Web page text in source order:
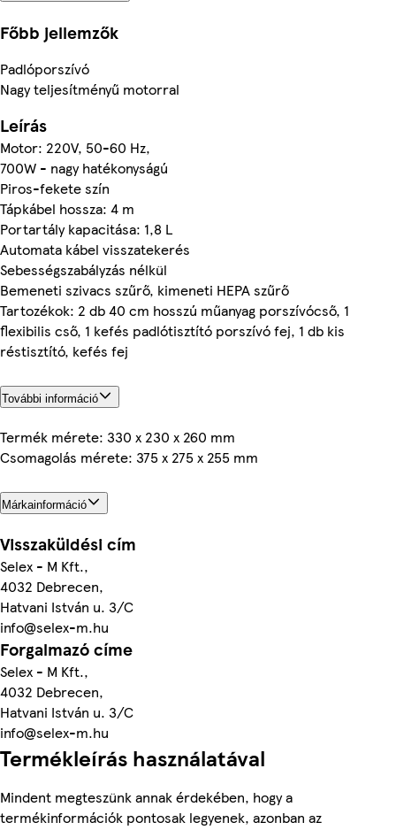
Főbb jellemzők
Padlóporszívó
Nagy teljesítményű motorral
Leírás
Motor: 220V, 50-60 Hz,
700W - nagy hatékonyságú
Piros-fekete szín
Tápkábel hossza: 4 m
Portartály kapacitása: 1,8 L
Automata kábel visszatekerés
Sebességszabályzás nélkül
Bemeneti szivacs szűrő, kimeneti HEPA szűrő
Tartozékok: 2 db 40 cm hosszú műanyag porszívócső, 1
flexibilis cső, 1 kefés padlótisztító porszívó fej, 1 db kis
réstisztító, kefés fej
További információ
Termék mérete: 330 x 230 x 260 mm
Csomagolás mérete: 375 x 275 x 255 mm
Márkainformáció
Visszaküldési cím
Selex - M Kft.,
4032 Debrecen,
Hatvani István u. 3/C
info@selex-m.hu
Forgalmazó címe
Selex - M Kft.,
4032 Debrecen,
Hatvani István u. 3/C
info@selex-m.hu
Termékleírás használatával
Mindent megteszünk annak érdekében, hogy a
termékinformációk pontosak legyenek, azonban az